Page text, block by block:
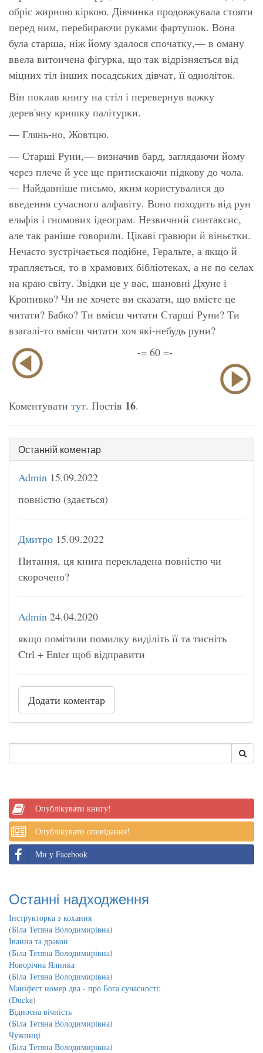
обріс жирною кіркою. Дівчинка продовжувала стояти
перед ним, перебираючи руками фартушок. Вона
була старша, ніж йому здалося спочатку,— в оману
ввела витончена фігурка, що так відрізняється від
міцних тіл інших посадських дівчат, її одноліток.
Він поклав книгу на стіл і перевернув важку
дерев'яну кришку палітурки.
— Глянь-но, Жовтцю.
— Старші Руни,— визначив бард, заглядаючи йому
через плече й усе ще притискаючи підкову до чола.
— Найдавніше письмо, яким користувалися до
введення сучасного алфавіту. Воно походить від рун
ельфів і гномових ідеограм. Незвичний синтаксис,
але так раніше говорили. Цікаві гравюри й віньєтки.
Нечасто зустрічається подібне, Геральте, а якщо й
трапляється, то в храмових бібліотеках, а не по селах
на краю світу. Звідки це у вас, шановні Дхуне і
Кропивко? Чи не хочете ви сказати, що вмієте це
читати? Бабко? Ти вмієш читати Старші Руни? Ти
взагалі-то вмієш читати хоч які-небудь руни?
-= 60 =-
Коментувати тут. Постів 16.
Останній коментар
Admin 15.09.2022
повністю (здається)
Дмитро 15.09.2022
Питання, ця книга перекладена повністю чи
скорочено?
Admin 24.04.2020
якщо помітили помилку виділіть її та тисніть
Ctrl + Enter щоб відправити
Додати коментар
Опублікувати книгу!
Опублікувати оповідання!
Ми у Facebook
Останні надходження
Інструкторка з кохання
(Біла Тетяна Володимирівна)
Іванна та дракон
(Біла Тетяна Володимирівна)
Новорічна Ялинка
(Біла Тетяна Володимирівна)
Маніфест номер два - про Бога сучасності:
(Ducke)
Відносна вічність
(Біла Тетяна Володимирівна)
Чужинці
(Біла Тетяна Володимирівна)